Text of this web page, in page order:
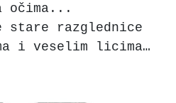
očima...
stare razglednice
i veselim licima…